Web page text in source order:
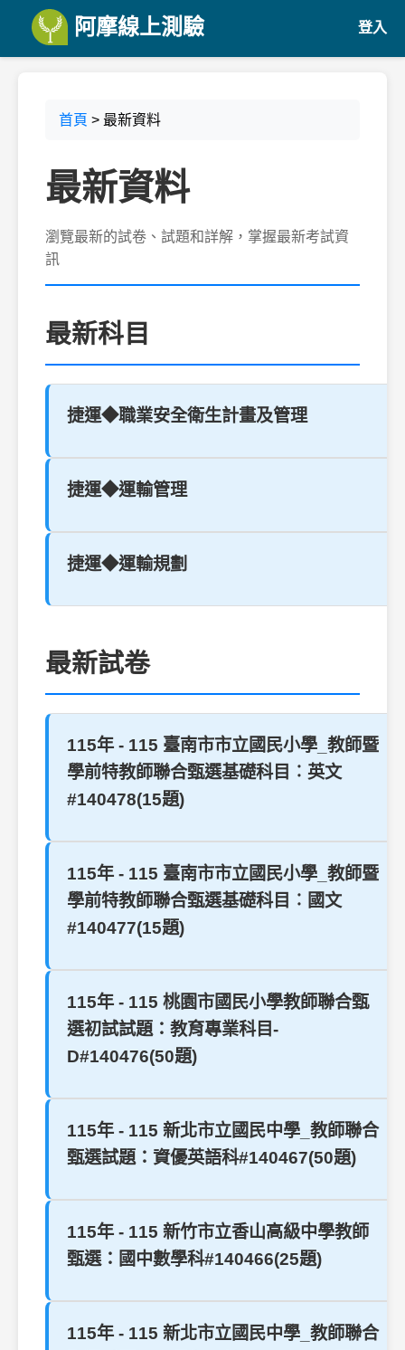
阿摩線上測驗 登入
首頁 > 最新資料
最新資料
瀏覽最新的試卷、試題和詳解，掌握最新考試資
訊
最新科目
捷運◆職業安全衛生計畫及管理
捷運◆運輸管理
捷運◆運輸規劃
最新試卷
115年 - 115 臺南市市立國民小學_教師暨
學前特教師聯合甄選基礎科目︰英文
#140478(15題)
115年 - 115 臺南市市立國民小學_教師暨
學前特教師聯合甄選基礎科目︰國文
#140477(15題)
115年 - 115 桃園市國民小學教師聯合甄
選初試試題：教育專業科目-
D#140476(50題)
115年 - 115 新北市立國民中學_教師聯合
甄選試題：資優英語科#140467(50題)
115年 - 115 新竹市立香山高級中學教師
甄選：國中數學科#140466(25題)
115年 - 115 新北市立國民中學_教師聯合